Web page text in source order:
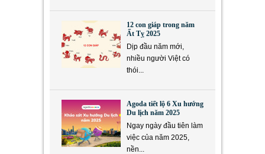
12 con giáp trong năm
Ất Tỵ 2025
Dịp đầu năm mới,
nhiều người Việt có
thói...
Agoda tiết lộ 6 Xu hướng
Du lịch năm 2025
Ngay ngày đầu tiên làm
việc của năm 2025,
nền...